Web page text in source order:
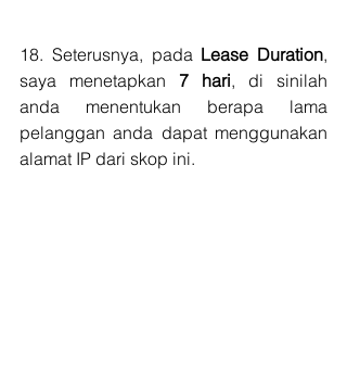
18. Seterusnya, pada Lease Duration,
saya menetapkan 7 hari, di sinilah
anda menentukan berapa lama
pelanggan anda dapat menggunakan
alamat IP dari skop ini.